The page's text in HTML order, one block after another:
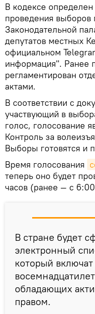
В кодексе
проведения выборов
Законодательной
депутатов местных
официальном
информация". Ранее
регламентирован
актами.
В соответствии с
участвующий в
голос, голосование
Контроль за
Выборы готовятся и
Время голосования
теперь оно будет
часов (ранее — с
В стране будет
электронный
который
обладающих
правом.